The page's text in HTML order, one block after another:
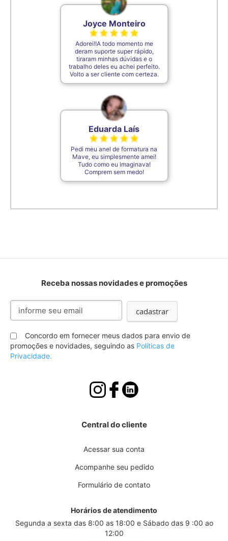
Joyce Monteiro
Adorei!!A todo momento me
deram suporte super rápido,
tiraram minhas dúvidas e o
trabalho deles eu achei perfeito.
Volto a ser cliente com certeza.
Eduarda Laís
Pedi meu anel de formatura na
Mave, eu simplesmente amei!
Tudo como eu imaginava!
Comprem sem medo!
Receba nossas novidades e promoções
Inscreva-
nossa
Newsletter:
cadastrar
Concordo em fornecer meus dados para envio de
promoções e novidades, seguindo as Políticas de
Privacidade.
Central do cliente
Acessar sua conta
Acompanhe seu pedido
Formulário de contato
Horários de atendimento
Segunda a sexta das 8:00 as 18:00 e Sábado das 9 :00 ao
12:00